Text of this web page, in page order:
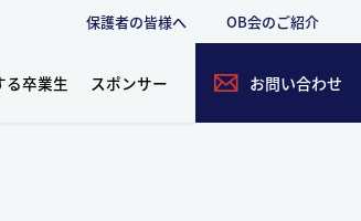
保護者の皆様へ OB会のご紹介
る卒業生 スポンサー お問い合わせ